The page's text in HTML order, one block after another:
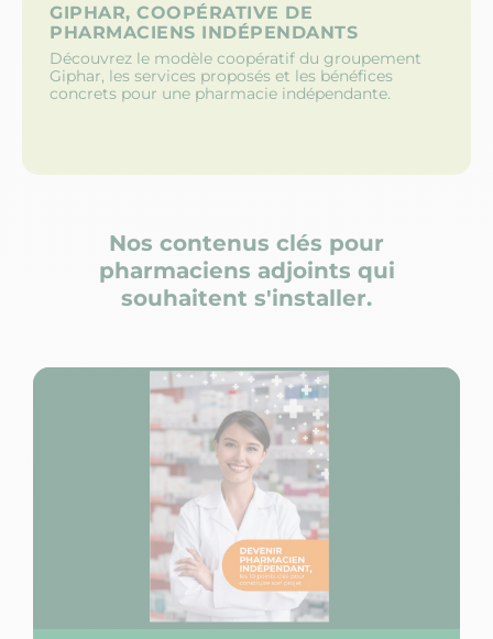
GIPHAR, COOPÉRATIVE DE
PHARMACIENS INDÉPENDANTS
Découvrez le modèle coopératif du groupement
Giphar, les services proposés et les bénéfices
concrets pour une pharmacie indépendante.
Nos contenus clés pour
pharmaciens adjoints qui
souhaitent s'installer.